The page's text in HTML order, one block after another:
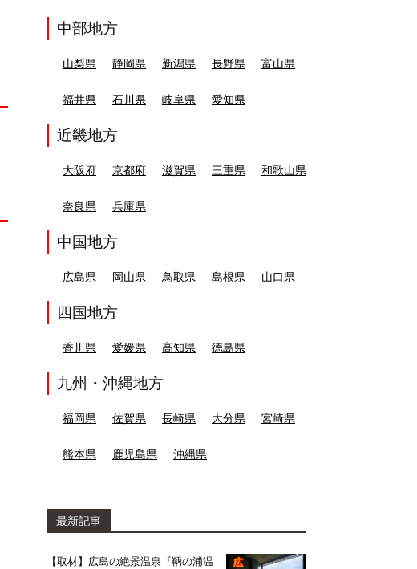
中部地方
山梨県 静岡県 新潟県 長野県 富山県
福井県 石川県 岐阜県 愛知県
近畿地方
大阪府 京都府 滋賀県 三重県 和歌山県
奈良県 兵庫県
中国地方
広島県 岡山県 鳥取県 島根県 山口県
四国地方
香川県 愛媛県 高知県 徳島県
九州・沖縄地方
福岡県 佐賀県 長崎県 大分県 宮崎県
熊本県 鹿児島県 沖縄県
最新記事
【取材】広島の絶景温泉『鞆の浦温